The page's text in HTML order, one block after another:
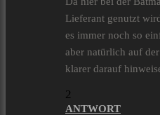
Lieferant genutzt
es immer noch so
aber natürlich auf
klarer darauf
2
ANTWORT